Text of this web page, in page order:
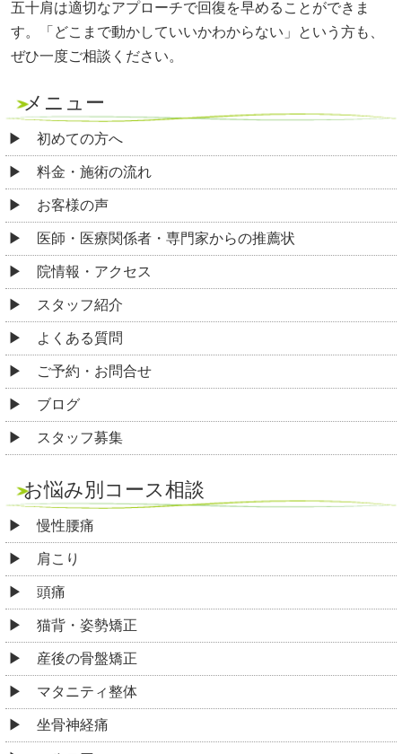
五十肩は適切なアプローチで回復を早めることができま
す。「どこまで動かしていいかわからない」という方も、
ぜひ一度ご相談ください。
メニュー
初めての方へ
料金・施術の流れ
お客様の声
医師・医療関係者・専門家からの推薦状
院情報・アクセス
スタッフ紹介
よくある質問
ご予約・お問合せ
ブログ
スタッフ募集
お悩み別コース相談
慢性腰痛
肩こり
頭痛
猫背・姿勢矯正
産後の骨盤矯正
マタニティ整体
坐骨神経痛